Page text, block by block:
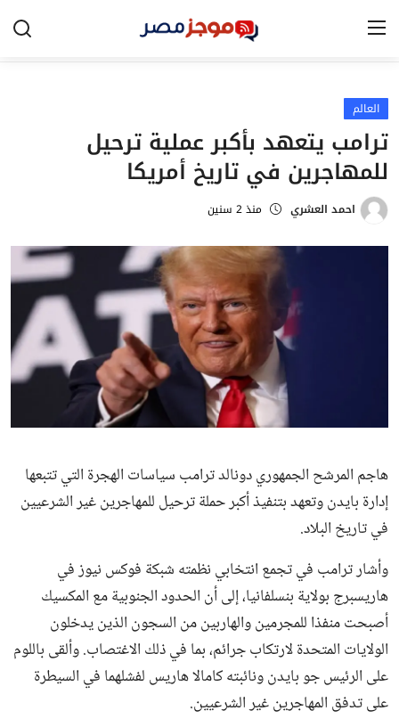
الرئيسية
مصر
الخليج
ثقافة وفن
منوعات
العالم
ترامب يتعهد بأكبر عملية ترحيل
للمهاجرين في تاريخ أمريكا
احمد العشري منذ 2 سنين
هاجم المرشح الجمهوري دونالد ترامب سياسات الهجرة التي تتبعها
إدارة بايدن وتعهد بتنفيذ أكبر حملة ترحيل للمهاجرين غير الشرعيين
في تاريخ البلاد.
وأشار ترامب في تجمع انتخابي نظمته شبكة فوكس نيوز في
هاريسبرج بولاية بنسلفانيا، إلى أن الحدود الجنوبية مع المكسيك
أصبحت منفذا للمجرمين والهاربين من السجون الذين يدخلون
الولايات المتحدة لارتكاب جرائم، بما في ذلك الاغتصاب. وألقى باللوم
على الرئيس جو بايدن ونائبته كامالا هاريس لفشلهما في السيطرة
على تدفق المهاجرين غير الشرعيين.